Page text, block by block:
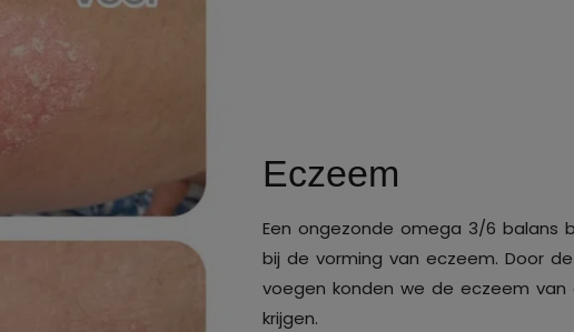
Eczeem
Een ongezonde omega 3/6 balans
bij de vorming van eczeem. Door
voegen konden we de eczeem
krijgen.